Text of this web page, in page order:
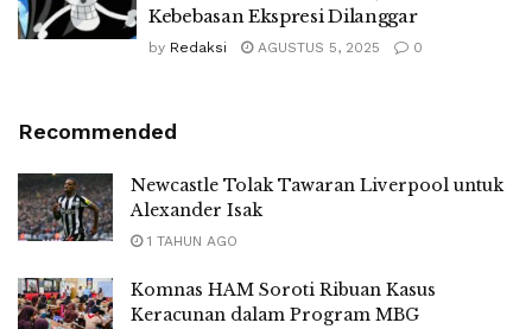
Kebebasan Ekspresi Dilanggar
by Redaksi AGUSTUS 5, 2025 0
Recommended
Newcastle Tolak Tawaran Liverpool untuk
Alexander Isak
1 TAHUN AGO
Komnas HAM Soroti Ribuan Kasus
Keracunan dalam Program MBG